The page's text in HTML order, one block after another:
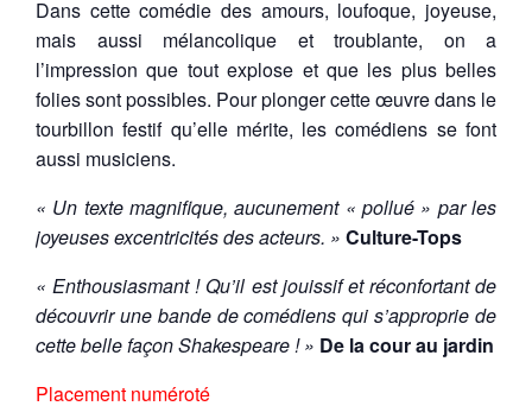
Dans cette comédie des amours, loufoque, joyeuse,
mais aussi mélancolique et troublante, on a
l’impression que tout explose et que les plus belles
folies sont possibles. Pour plonger cette œuvre dans le
tourbillon festif qu’elle mérite, les comédiens se font
aussi musiciens.
« Un texte magnifique, aucunement « pollué » par les
joyeuses excentricités des acteurs. » Culture-Tops
« Enthousiasmant ! Qu’il est jouissif et réconfortant de
découvrir une bande de comédiens qui s’approprie de
cette belle façon Shakespeare ! » De la cour au jardin
Placement numéroté